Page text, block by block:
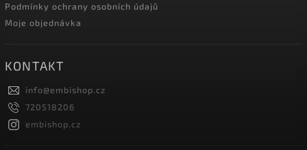
Podmínky ochrany osobních údajů
Moje objednávka
KONTAKT
info@embishop.cz
720518206
embishop.cz